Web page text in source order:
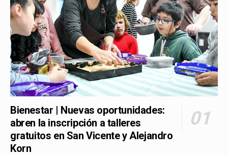
Bienestar | Nuevas oportunidades:
abren la inscripción a talleres
gratuitos en San Vicente y Alejandro
Korn